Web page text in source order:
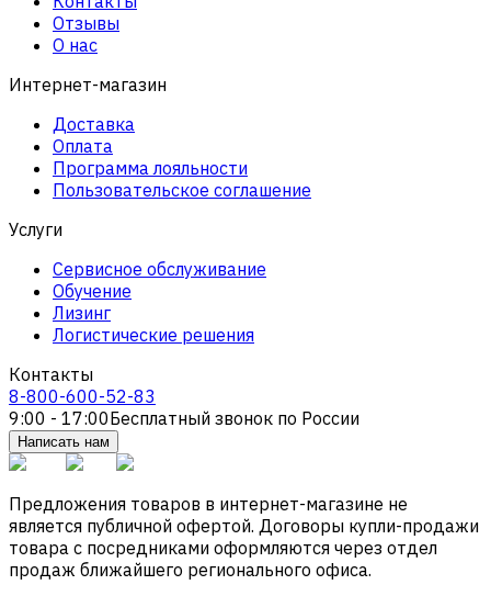
Отзывы
О нас
Интернет-магазин
Доставка
Оплата
Программа лояльности
Пользовательское соглашение
Услуги
Сервисное обслуживание
Обучение
Лизинг
Логистические решения
Контакты
8-800-600-52-83
9:00 - 17:00Бесплатный звонок по России
Написать нам
Предложения товаров в интернет-магазине не
является публичной офертой. Договоры купли-продажи
товара с посредниками оформляются через отдел
продаж ближайшего регионального офиса.